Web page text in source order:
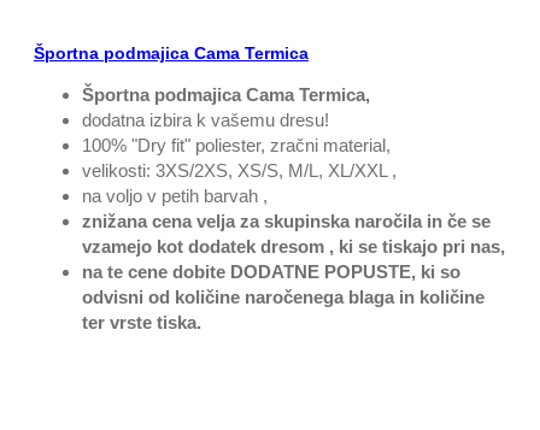
Športna podmajica Cama Termica
Športna podmajica Cama Termica,
dodatna izbira k vašemu dresu!
100% "Dry fit" poliester, zračni material,
velikosti: 3XS/2XS, XS/S, M/L, XL/XXL ,
na voljo v petih barvah ,
znižana cena velja za skupinska naročila in če se
vzamejo kot dodatek dresom , ki se tiskajo pri nas,
na te cene dobite DODATNE POPUSTE, ki so
odvisni od količine naročenega blaga in količine
ter vrste tiska.